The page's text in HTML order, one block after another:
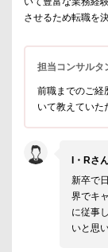
させるため転職を
担当コンサルタ
前職までのご経
いて教えていた
I・Rさ
新卒で
界でキ
に従事
いと思